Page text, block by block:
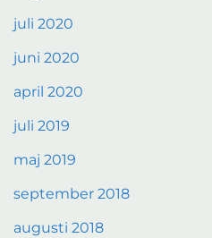
juli 2020
juni 2020
april 2020
juli 2019
maj 2019
september 2018
augusti 2018